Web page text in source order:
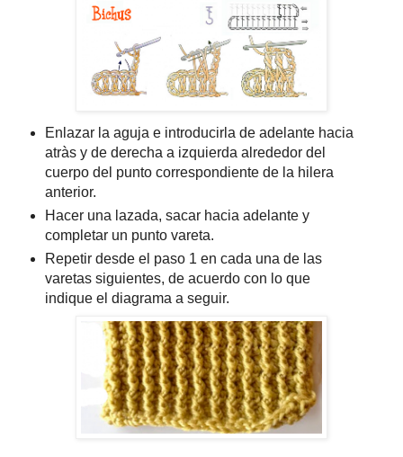
Enlazar la aguja e introducirla de adelante hacia
atràs y de derecha a izquierda alrededor del
cuerpo del punto correspondiente de la hilera
anterior.
Hacer una lazada, sacar hacia adelante y
completar un punto vareta.
Repetir desde el paso 1 en cada una de las
varetas siguientes, de acuerdo con lo que
indique el diagrama a seguir.